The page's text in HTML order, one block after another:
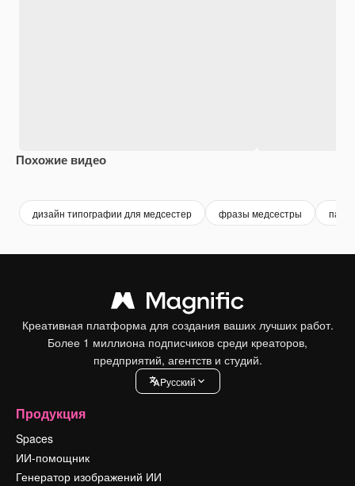
Похожие видео
дизайн типографии для медсестер фразы медсестры
Креативная платформа для создания ваших лучших работ.
Более 1 миллиона подписчиков среди креаторов,
предприятий, агентств и студий.
Pусский
Продукция
Spaces
ИИ-помощник
Генератор изображений ИИ